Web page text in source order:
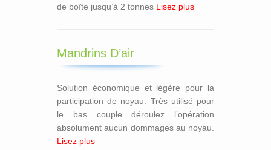
de boîte jusqu’à 2 tonnes Lisez plus
Mandrins D’air
Solution économique et légère pour la
participation de noyau. Très utilisé pour
le bas couple déroulez l’opération
absolument aucun dommages au noyau.
Lisez plus